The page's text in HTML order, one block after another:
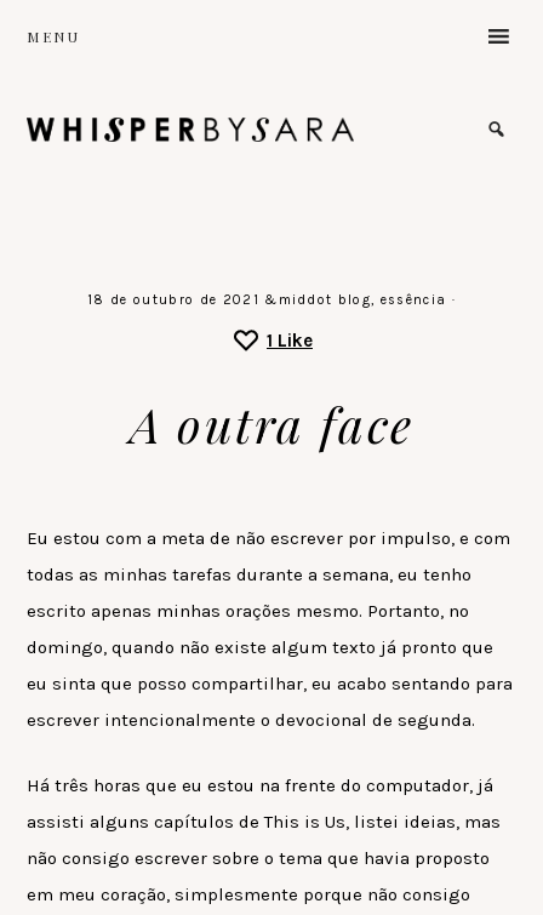
content
MENU
18 de outubro de 2021 &middot blog, essência ·
1 Like
A outra face
Eu estou com a meta de não escrever por impulso, e com
todas as minhas tarefas durante a semana, eu tenho
escrito apenas minhas orações mesmo. Portanto, no
domingo, quando não existe algum texto já pronto que
eu sinta que posso compartilhar, eu acabo sentando para
escrever intencionalmente o devocional de segunda.
Há três horas que eu estou na frente do computador, já
assisti alguns capítulos de This is Us, listei ideias, mas
não consigo escrever sobre o tema que havia proposto
em meu coração, simplesmente porque não consigo